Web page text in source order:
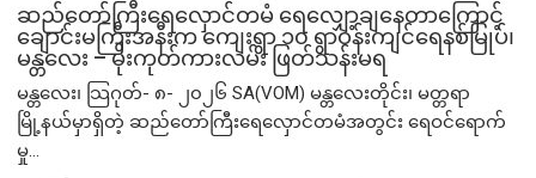
ဆည်တော်ကြီးရေလှောင်တမံ ရေလျှော့ချနေတာကြောင့်
ချောင်းမကြီးအနီးက ကျေးရွာ ၁၀ ရွာဝန်းကျင်ရေနစ်မြုပ်၊
မန္တလေး – မိုးကုတ်ကားလမ်း ဖြတ်သန်းမရ
မန္တလေး၊ သြဂုတ်- ၈- ၂၀၂၆ SA(VOM) မန္တလေးတိုင်း၊ မတ္တရာ
မြို့နယ်မှာရှိတဲ့ ဆည်တော်ကြီးရေလှောင်တမံအတွင်း ရေဝင်ရောက်
မှု...